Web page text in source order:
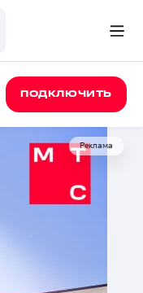
ПОДКЛЮЧИТЬ
Реклама